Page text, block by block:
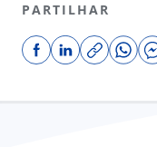
PARTILHAR